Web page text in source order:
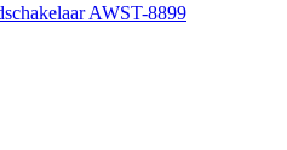
AWST-8899